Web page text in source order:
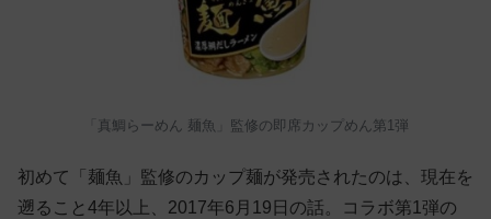
「真鯛らーめん 麺魚」監修の即席カップめん第1弾
初めて「麺魚」監修のカップ麺が発売されたのは、現在を
遡ること4年以上、2017年6月19日の話。コラボ第1弾の